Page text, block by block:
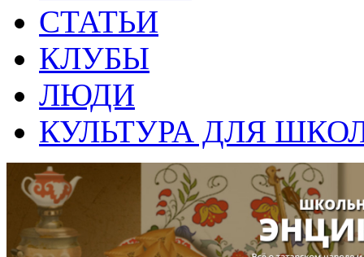
СТАТЬИ
КЛУБЫ
ЛЮДИ
КУЛЬТУРА ДЛЯ